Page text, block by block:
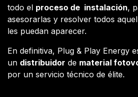
todo el proceso de instalación,
asesorarlas y resolver todos
les puedan aparecer.
En definitiva, Plug & Play Energy
un distribuidor de material
por un servicio técnico de élite.